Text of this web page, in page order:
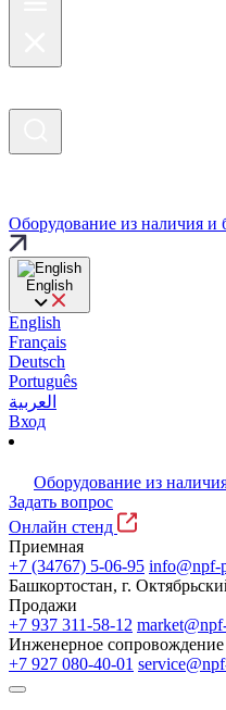
Оборудование из наличия и
English
English
Français
Deutsch
Português
العربية
Вход
Оборудование из
Задать вопрос
Онлайн стенд
Приемная
+7 (34767) 5-06-95 info@npf-
Башкортостан, г.
Продажи
+7 937 311-58-12
Инженерное сопровождение
+7 927 080-40-01